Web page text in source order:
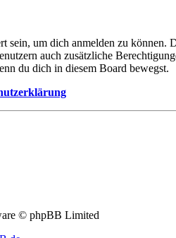
sein, um dich anmelden zu
auch zusätzliche
du dich in diesem Board bewegst.
© phpBB Limited